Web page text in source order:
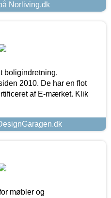
Norliving.dk
boligindretning,
2010. De har en flot
af E-mærket. Klik
møbler og